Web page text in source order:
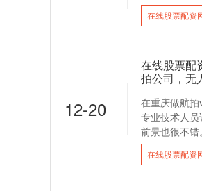
在线股票配资
12-20
在线股票配
拍公司，无
在重庆做航
专业技术人
前景也很不
在线股票配资